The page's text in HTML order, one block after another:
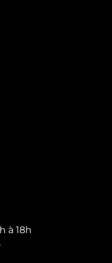
à 18h